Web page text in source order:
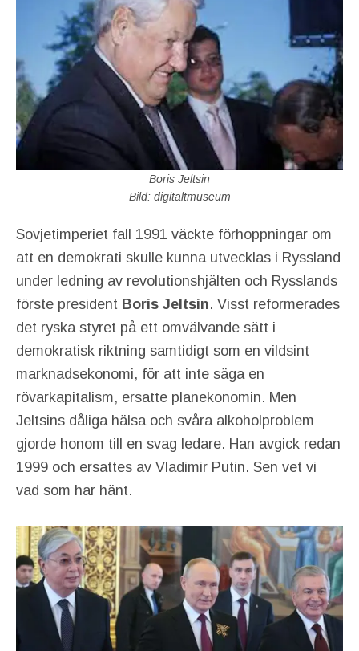
Boris Jeltsin
Bild: digitaltmuseum
Sovjetimperiet fall 1991 väckte förhoppningar om
att en demokrati skulle kunna utvecklas i Ryssland
under ledning av revolutionshjälten och Rysslands
förste president Boris Jeltsin. Visst reformerades
det ryska styret på ett omvälvande sätt i
demokratisk riktning samtidigt som en vildsint
marknadsekonomi, för att inte säga en
rövarkapitalism, ersatte planekonomin. Men
Jeltsins dåliga hälsa och svåra alkoholproblem
gjorde honom till en svag ledare. Han avgick redan
1999 och ersattes av Vladimir Putin. Sen vet vi
vad som har hänt.